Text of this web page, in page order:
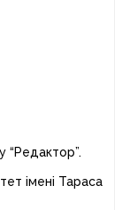
“Редактор”.
імені Тараса